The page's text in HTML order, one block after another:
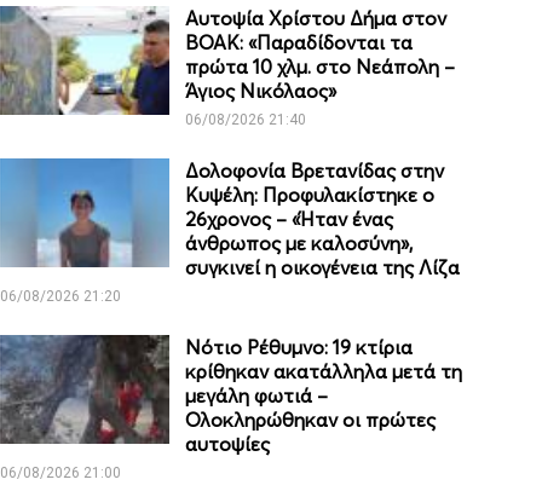
Αυτοψία Χρίστου Δήμα στον
ΒΟΑΚ: «Παραδίδονται τα
πρώτα 10 χλμ. στο Νεάπολη –
Άγιος Νικόλαος»
06/08/2026 21:40
Δολοφονία Βρετανίδας στην
Κυψέλη: Προφυλακίστηκε ο
26χρονος – «Ήταν ένας
άνθρωπος με καλοσύνη»,
συγκινεί η οικογένεια της Λίζα
06/08/2026 21:20
Νότιο Ρέθυμνο: 19 κτίρια
κρίθηκαν ακατάλληλα μετά τη
μεγάλη φωτιά –
Ολοκληρώθηκαν οι πρώτες
αυτοψίες
06/08/2026 21:00